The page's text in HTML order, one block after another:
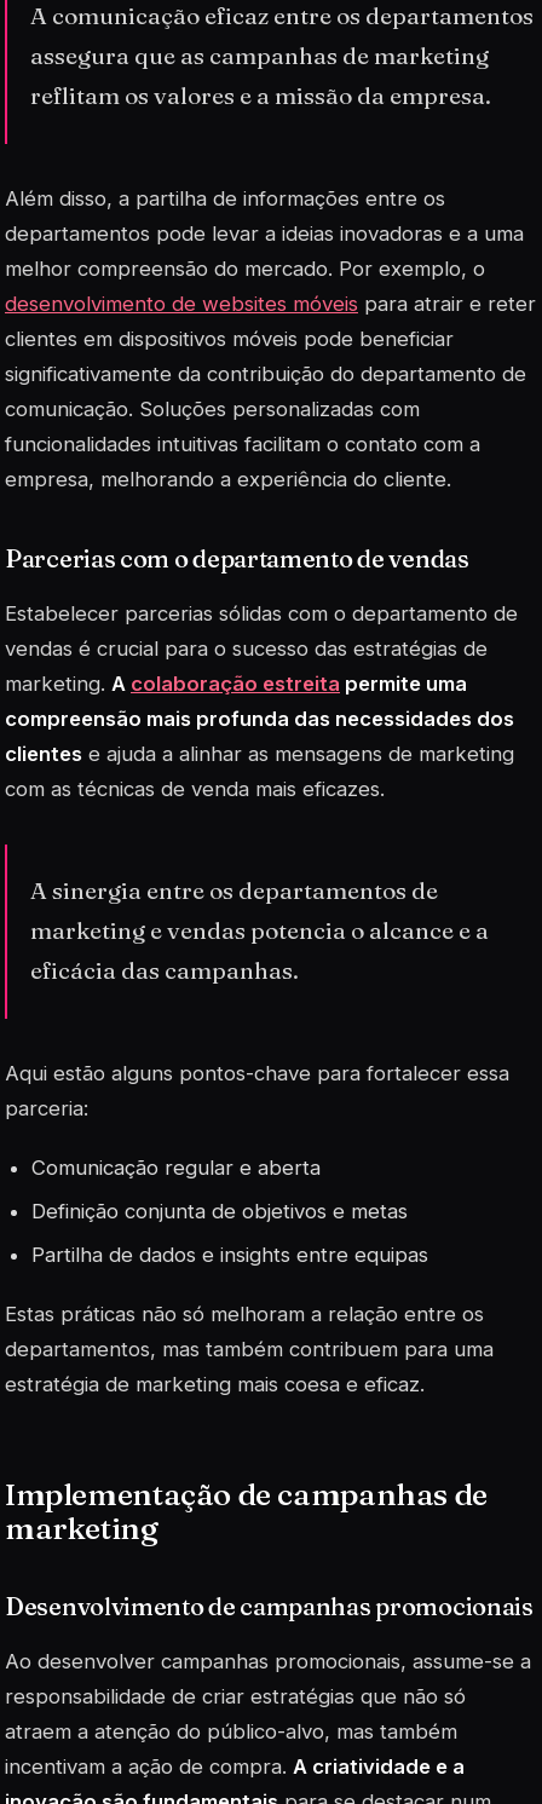
A comunicação eficaz entre os departamentos
assegura que as campanhas de marketing
reflitam os valores e a missão da empresa.
Além disso, a partilha de informações entre os
departamentos pode levar a ideias inovadoras e a uma
melhor compreensão do mercado. Por exemplo, o
desenvolvimento de websites móveis para atrair e reter
clientes em dispositivos móveis pode beneficiar
significativamente da contribuição do departamento de
comunicação. Soluções personalizadas com
funcionalidades intuitivas facilitam o contato com a
empresa, melhorando a experiência do cliente.
Parcerias com o departamento de vendas
Estabelecer parcerias sólidas com o departamento de
vendas é crucial para o sucesso das estratégias de
marketing. A colaboração estreita permite uma
compreensão mais profunda das necessidades dos
clientes e ajuda a alinhar as mensagens de marketing
com as técnicas de venda mais eficazes.
A sinergia entre os departamentos de
marketing e vendas potencia o alcance e a
eficácia das campanhas.
Aqui estão alguns pontos-chave para fortalecer essa
parceria:
Comunicação regular e aberta
Definição conjunta de objetivos e metas
Partilha de dados e insights entre equipas
Estas práticas não só melhoram a relação entre os
departamentos, mas também contribuem para uma
estratégia de marketing mais coesa e eficaz.
Implementação de campanhas de
marketing
Desenvolvimento de campanhas promocionais
Ao desenvolver campanhas promocionais, assume-se a
responsabilidade de criar estratégias que não só
atraem a atenção do público-alvo, mas também
incentivam a ação de compra. A criatividade e a